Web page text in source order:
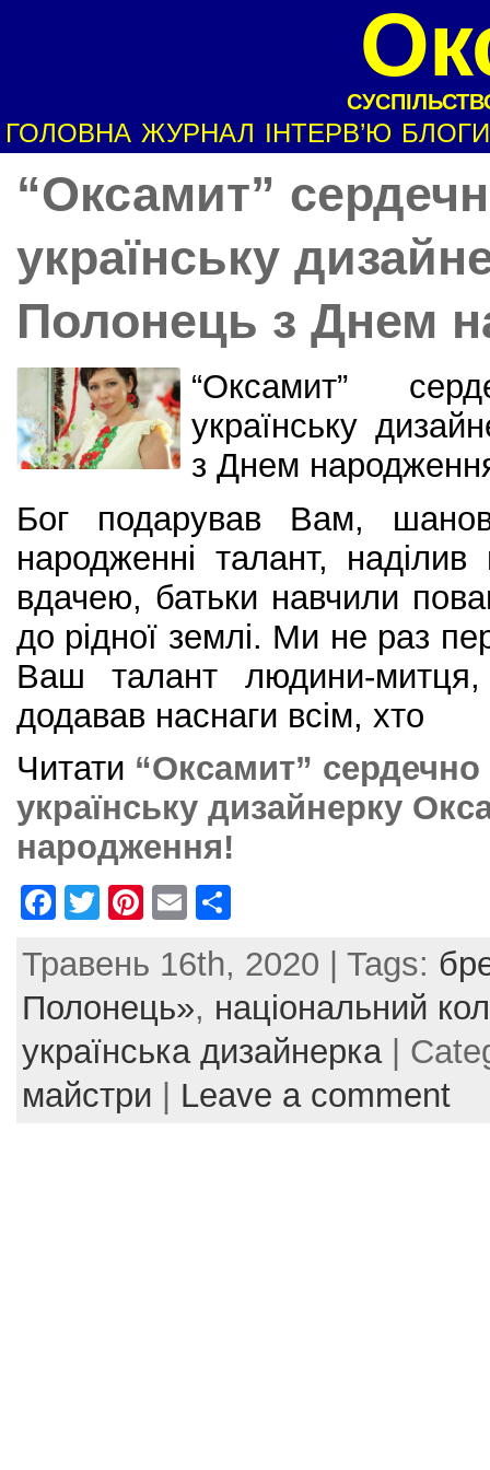
ГОЛОВНА ЖУРНАЛ ІНТЕРВ’Ю БЛОГИ
“Оксамит”
українську
Полонець з Днем
“Оксамит”
українську
з Днем
Бог подарував Вам,
народженні талант,
вдачею, батьки навчили
до рідної землі. Ми не раз
Ваш талант людини-митця,
додавав наснаги всім, хто
Читати “Оксамит” сердечно
українську дизайнерку
народження!
F
c
e
b
o
o
T
itt
er
Pi
er
e
st
E
ai
l
ar
e
Травень 16th, 2020 | Tags:
Полонець», національний
українська дизайнерка|
майстри
Leave a comment